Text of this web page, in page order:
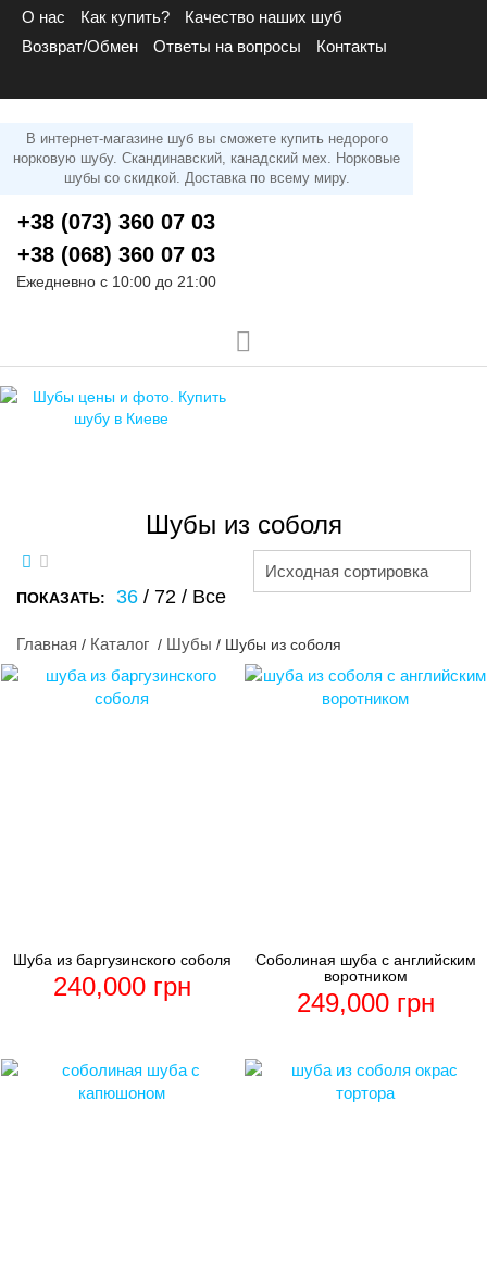
О нас Как купить?
Качество наших шуб
Возврат/Обмен
Ответы на вопросы Контакты
В интернет-магазине шуб вы сможете купить недорого
норковую шубу. Скандинавский, канадский мех. Норковые
шубы со скидкой. Доставка по всему миру.
+38 (073) 360 07 03
+38 (068) 360 07 03
Ежедневно с 10:00 до 21:00
Шубы из соболя
Исходная сортировка
ПОКАЗАТЬ: 36 / 72 / Все
Главная / Каталог / Шубы / Шубы из соболя
Соболиная шуба с английским
воротником
249,000 грн
Шуба из баргузинского соболя
240,000 грн